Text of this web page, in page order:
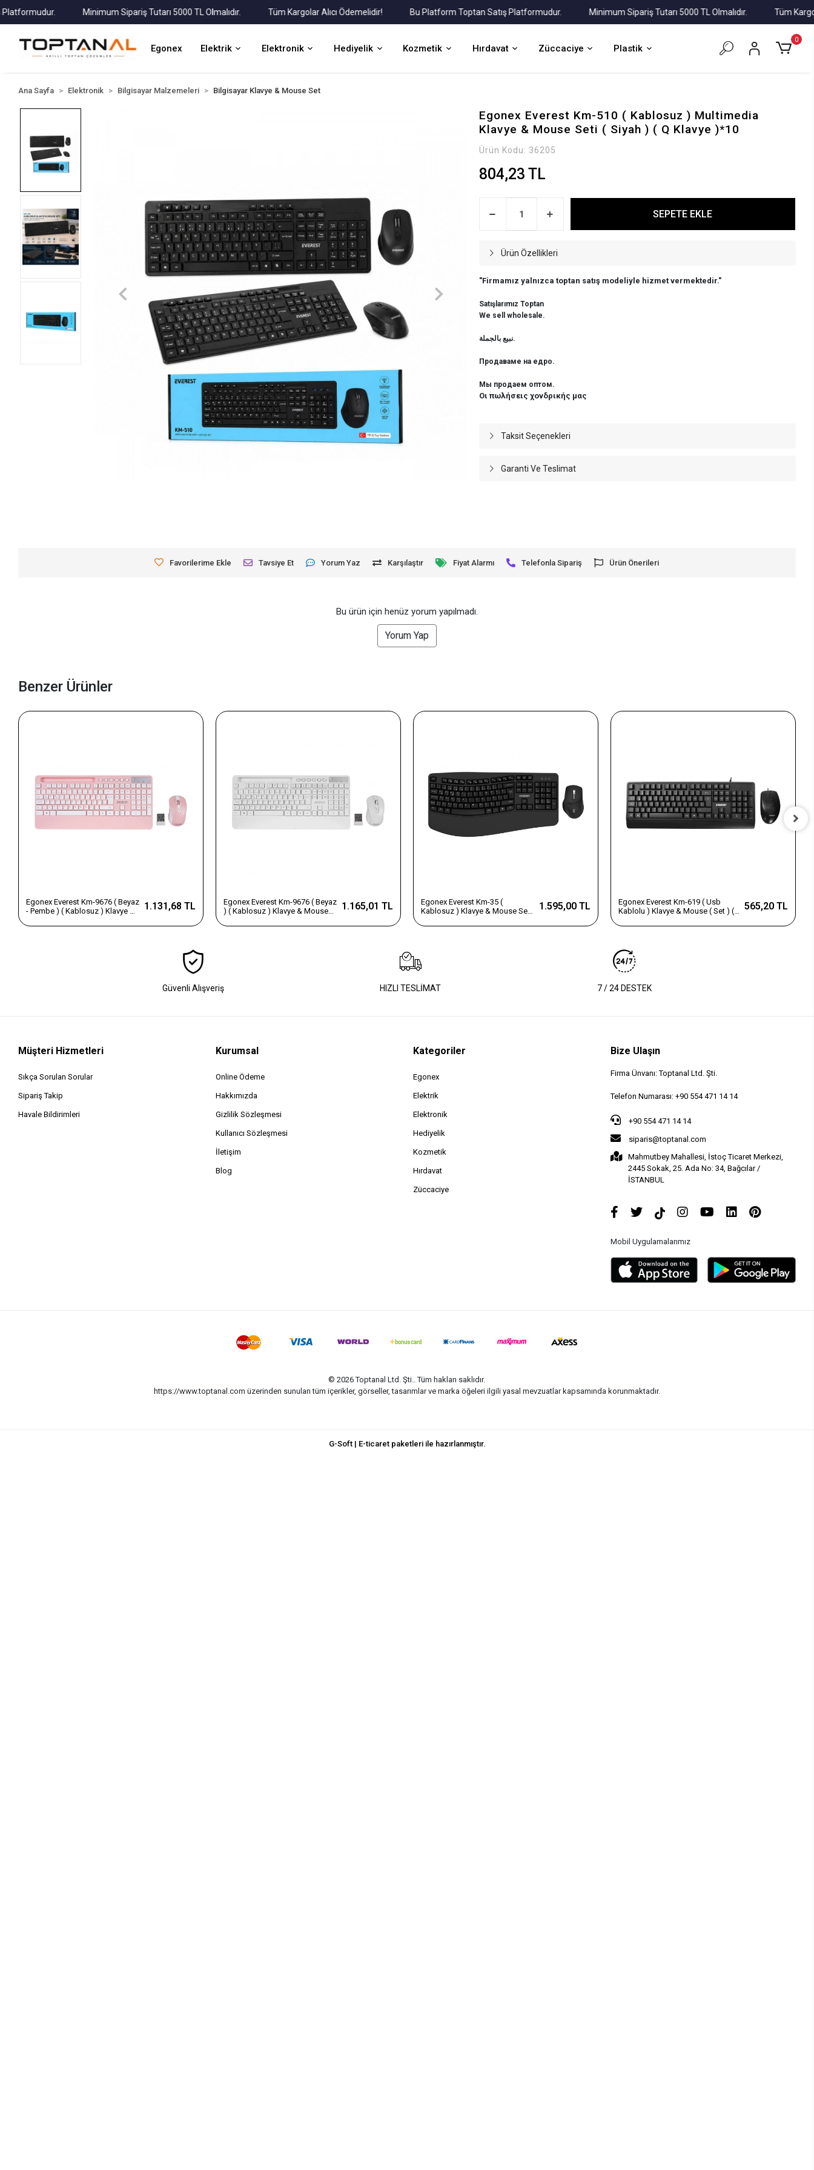
Minimum Sipariş Tutarı 5000 TL Olmalıdır. Tüm Kargolar Alıcı Ödemelidir! Bu Platform Toptan Satış Platformudur. Minimum Sipariş Tutarı 5000 TL Olmalıdır. Tüm Kargolar
Egonex Elektrik Elektronik Hediyelik Kozmetik Hırdavat Züccaciye Plastik
0
Ana Sayfa Elektronik Bilgisayar Malzemeleri Bilgisayar Klavye & Mouse Set
Egonex Everest Km-510 ( Kablosuz ) Multimedia
Klavye & Mouse Seti ( Siyah ) ( Q Klavye )*10
Ürün Kodu: 36205
804,23 TL
SEPETE EKLE
Ürün Özellikleri
"Firmamız yalnızca toptan satış modeliyle hizmet vermektedir."
Satışlarımız Toptan
We sell wholesale.
نبيع بالجملة.
Продаваме на едро.
Мы продаем оптом.
Οι πωλήσεις χονδρικής μας
Taksit Seçenekleri
Garanti Ve Teslimat
Favorilerime Ekle Tavsiye Et Yorum Yaz Karşılaştır Fiyat Alarmı Telefonla Sipariş Ürün Önerileri
Bu ürün için henüz yorum yapılmadı.
Yorum Yap
Benzer Ürünler
Egonex Everest Km-9676 ( Beyaz
- Pembe ) ( Kablosuz ) Klavye &
Standlı ) ( Q Kalvye )*10
1.131,68 TL
Egonex Everest Km-9676 ( Beyaz
) ( Kablosuz ) Klavye & Mouse
Q Kalvye )*10
1.165,01 TL
Egonex Everest Km-35 (
Kablosuz ) Klavye & Mouse Seti
Destek ) ( Q Kalvye )*10
1.595,00 TL
Egonex Everest Km-619 ( Usb
Kablolu ) Klavye & Mouse ( Set ) (
)*20
565,20 TL
Güvenli Alışveriş HIZLI TESLİMAT 7 / 24 DESTEK
Müşteri Hizmetleri
Sıkça Sorulan Sorular
Sipariş Takip
Havale Bildirimleri
Kurumsal
Online Ödeme
Hakkımızda
Gizlilik Sözleşmesi
Kullanıcı Sözleşmesi
İletişim
Blog
Kategoriler
Egonex
Elektrik
Elektronik
Hediyelik
Kozmetik
Hırdavat
Züccaciye
Bize Ulaşın
Firma Ünvanı: Toptanal Ltd. Şti.
Telefon Numarası: +90 554 471 14 14
+90 554 471 14 14
siparis@toptanal.com
Mahmutbey Mahallesi, İstoç Ticaret Merkezi,
2445 Sokak, 25. Ada No: 34, Bağcılar /
İSTANBUL
Mobil Uygulamalarımız
© 2026 Toptanal Ltd. Şti.. Tüm hakları saklıdır.
https://www.toptanal.com üzerinden sunulan tüm içerikler, görseller, tasarımlar ve marka öğeleri ilgili yasal mevzuatlar kapsamında korunmaktadır.
G-Soft | E-ticaret paketleri ile hazırlanmıştır.